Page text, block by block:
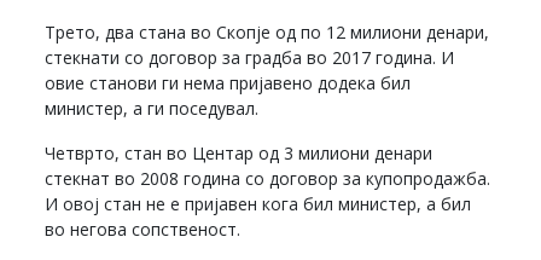
Трето, два стана во Скопје од по 12 милиони денари,
стекнати со договор за градба во 2017 година. И
овие станови ги нема пријавено додека бил
министер, а ги поседувал.
Четврто, стан во Центар од 3 милиони денари
стекнат во 2008 година со договор за купопродажба.
И овој стан не е пријавен кога бил министер, а бил
во негова сопственост.